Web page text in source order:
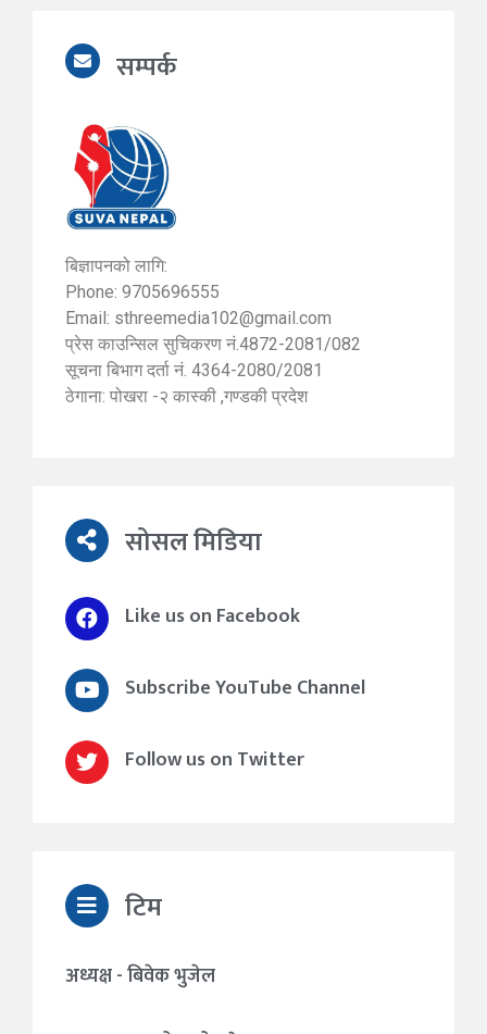
सम्पर्क
बिज्ञापनको लागि:
Phone: 9705696555
Email: sthreemedia102@gmail.com
प्रेस काउन्सिल सुचिकरण नं.4872-2081/082
सूचना बिभाग दर्ता नं. 4364-2080/2081
ठेगाना: पोखरा -२ कास्की ,गण्डकी प्रदेश
सोसल मिडिया
Like us on Facebook
Subscribe YouTube Channel
Follow us on Twitter
टिम
अध्यक्ष - बिवेक भुजेल